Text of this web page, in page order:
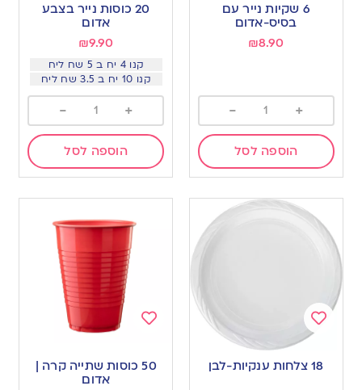
wishlist
6 שקיות נייר עם
בסיס-אדום
₪8.90
+
-
הוספה לסל
20 כוסות נייר בצבע
אדום
₪9.90
קנו 4 יח ב 5 שח ליח
קנו 10 יח ב 3.5 שח ליח
+
-
הוספה לסל
Add
to
wishlist
18 צלחות ענקיות-לבן
to
wishlist
50 כוסות שתייה קרה |
אדום